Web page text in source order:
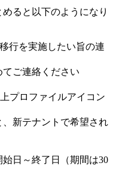
ると以下のようになり
行を実施したい旨の連
ご連絡ください
ロファイルアイコン
テナントで希望され
～終了日（期間は30